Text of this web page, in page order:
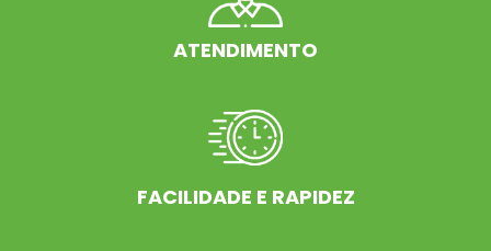
ATENDIMENTO
FACILIDADE E RAPIDEZ